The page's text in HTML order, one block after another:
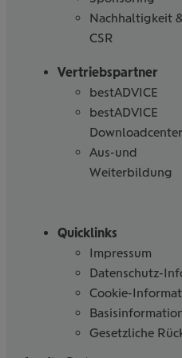
Nachhaltigkeit
CSR
Vertriebspartner
bestADVICE
bestADVICE
Downloadcenter
Aus-und
Weiterbildung
Quicklinks
Impressum
Datenschutz-
Cookie-
Gesetzliche